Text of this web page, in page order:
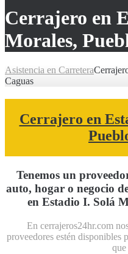
Cerrajero en
Morales,
Asistencia en Carretera
Caguas
Cerrajero en
Tenemos un
auto, hogar o negocio
en Estadio I. Solá
En cerrajeros24hr.com
proveedores estén disponibles
que